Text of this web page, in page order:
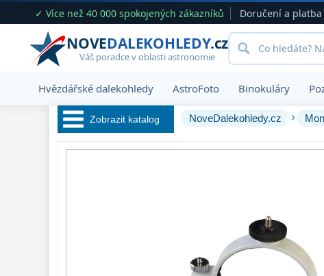
✓ Více než 40 000 spokojených zákazníků Doručení a platba
NOVEDALEKOHLEDY.cz
Váš poradce v oblasti astronomie
Hvězdářské dalekohledy AstroFoto Binokuláry
Zobrazit katalog NoveDalekohledy.cz ›